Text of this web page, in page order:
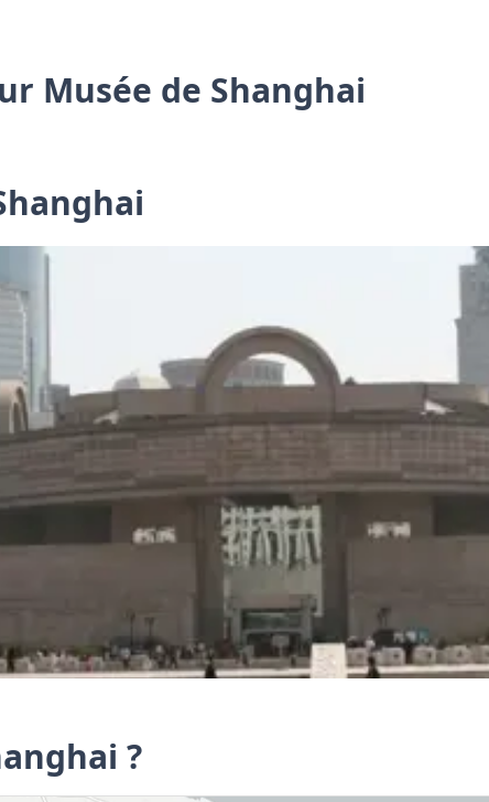
Musée de Shanghai
?